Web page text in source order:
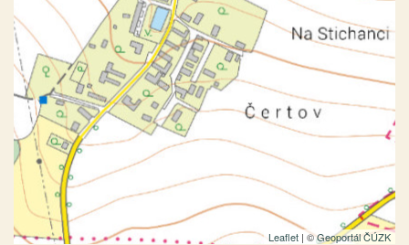
Leaflet | ©Geoportál ČÚZK